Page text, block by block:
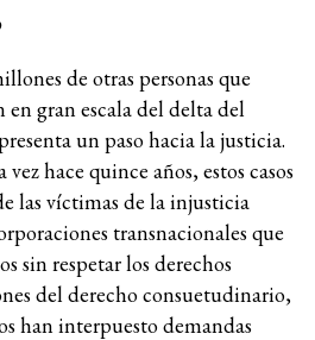
de otras personas que
gran escala del delta del
un paso hacia la justicia.
hace quince años, estos casos
las víctimas de la injusticia
transnacionales que
sin respetar los derechos
del derecho consuetudinario,
han interpuesto demandas